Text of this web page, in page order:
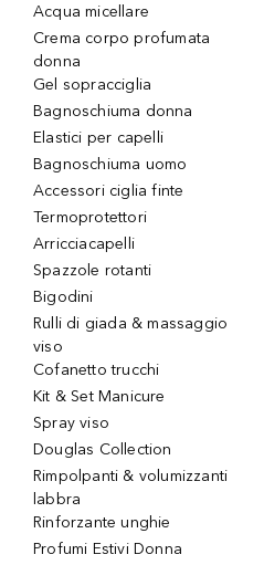
Acqua micellare
Crema corpo profumata
donna
Gel sopracciglia
Bagnoschiuma donna
Elastici per capelli
Bagnoschiuma uomo
Accessori ciglia finte
Termoprotettori
Arricciacapelli
Spazzole rotanti
Bigodini
Rulli di giada & massaggio
viso
Cofanetto trucchi
Kit & Set Manicure
Spray viso
Douglas Collection
Rimpolpanti & volumizzanti
labbra
Rinforzante unghie
Profumi Estivi Donna